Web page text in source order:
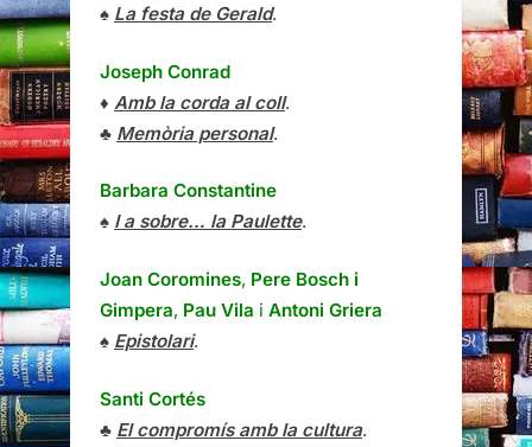
♠ La festa de Gerald.
Joseph Conrad
♦ Amb la corda al coll.
♣ Memòria personal.
Barbara Constantine
♠ I a sobre… la Paulette.
Joan Coromines, Pere Bosch i
Gimpera, Pau Vila i Antoni Griera
♠ Epistolari.
Santi Cortés
♣ El compromís amb la cultura.